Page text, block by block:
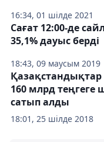
16:34, 01 шілде 2021
18:43, 09 маусым 2019
Сағат 12:00-де
35,1% дауыс берді
18:01, 25 шілде 2018
160 млрд теңгеге
сатып алды